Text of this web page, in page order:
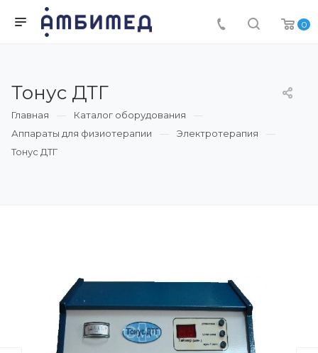
0
Тонус ДТГ
Главная
Каталог оборудования
Аппараты для физиотерапии
Электротерапия
Тонус ДТГ